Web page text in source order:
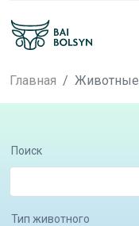
Главная Животные
Поиск
Тип животного